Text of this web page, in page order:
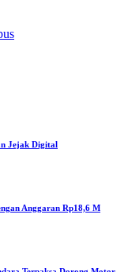
Jejak Digital
Anggaran Rp18,6 M